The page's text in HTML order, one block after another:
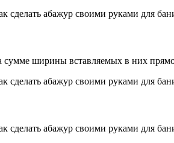
сумме ширины вставляемых в них